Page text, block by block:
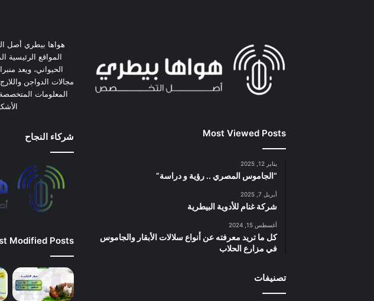
Most Viewed Posts
يناير 12, 2025
“الجاموس المصري .. رؤية و دراسة”
أبريل 7, 2025
شركة غنام للأدوية البيطرية
أغسطس 15, 2024
كل ما تريد معرفته عن أنواع سلالات الأبقار والجاموس
في مزارع الحلاب
تصنيفات
هواها بيطري أصل
المواقع الرئيسية
الحيواني، ويعد
مجالات الدواجن
المعلومات
شركاء النجاح
Modified Posts